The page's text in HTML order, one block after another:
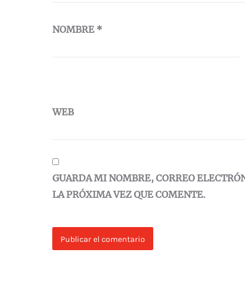
NOMBRE *
WEB
GUARDA MI NOMBRE, CORREO
LA PRÓXIMA VEZ QUE COMENTE.